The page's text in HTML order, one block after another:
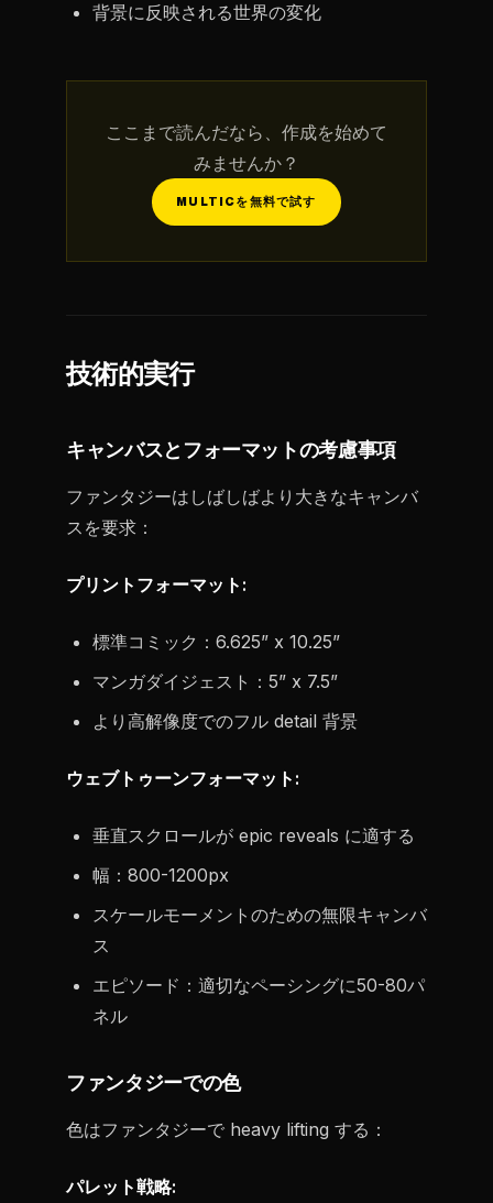
背景に反映される世界の変化
ここまで読んだなら、作成を始めて
みませんか？
MULTICを無料で試す
技術的実行
キャンバスとフォーマットの考慮事項
ファンタジーはしばしばより大きなキャンバ
スを要求：
プリントフォーマット:
標準コミック：6.625” x 10.25”
マンガダイジェスト：5” x 7.5”
より高解像度でのフル detail 背景
ウェブトゥーンフォーマット:
垂直スクロールが epic reveals に適する
幅：800-1200px
スケールモーメントのための無限キャンバ
ス
エピソード：適切なペーシングに50-80パ
ネル
ファンタジーでの色
色はファンタジーで heavy lifting する：
パレット戦略: